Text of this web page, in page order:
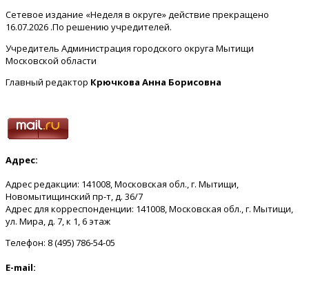
Сетевое издание «Неделя в округе» действие прекращено
16.07.2026 .По решению учредителей.
Учредитель Администрация городского округа Мытищи
Московской области
Главный редактор Крючкова Анна Борисовна
Адрес:
Адрес редакции: 141008, Московская обл., г. Мытищи,
Новомытищинский пр-т, д. 36/7
Адрес для корреспонденции: 141008, Московская обл., г. Мытищи,
ул. Мира, д. 7, к 1, 6 этаж
Телефон: 8 (495) 786-54-05
E-mail: